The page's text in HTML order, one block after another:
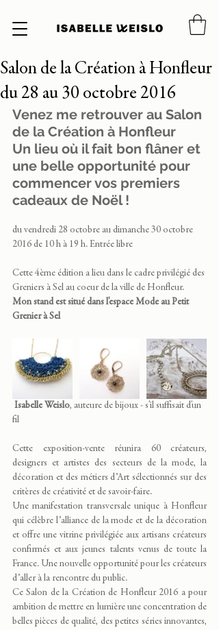
Salon de la Création à Honfleur
du 28 au 30 octobre 2016
Venez me retrouver au Salon
de la Création à Honfleur
Un lieu où il fait bon flâner et
une belle opportunité pour
commencer vos premiers
cadeaux de Noël !
du vendredi 28 octobre au dimanche 30 octobre
2016 de 10 h à 19 h. Entrée libre
Cette 4ème édition a lieu dans le cadre privilégié des
Greniers à Sel au coeur de la ville de Honfleur.
Mon stand est situé dans l'espace Mode au Petit
Grenier à Sel
Isabelle Weislo, auteure de bijoux - s'il suffisait d'un
fil
Cette exposition-vente réunira 60 créateurs,
designers et artistes des secteurs de la mode, la
décoration et des métiers d’Art sélectionnés sur des
critères de créativité et de savoir-faire.
Une manifestation transversale unique à Honfleur
qui célèbre l’alliance de la mode et de la décoration
et offre une vitrine privilégiée aux artisans créateurs
confirmés et aux jeunes talents venus de toute la
France. Une nouvelle opportunité pour les créateurs
d’aller à la rencontre du public.
Ce Salon de la Création de Honfleur 2016 a pour
ambition de mettre en lumière une concentration de
belles pièces de qualité, des petites séries innovantes,